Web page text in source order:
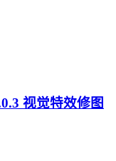
视觉特效修图